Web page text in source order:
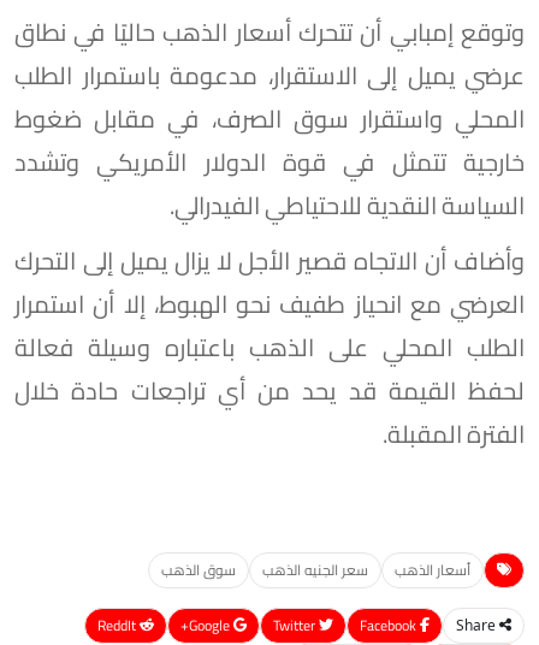
وتوقع إمبابي أن تتحرك أسعار الذهب حاليًا في نطاق
عرضي يميل إلى الاستقرار، مدعومة باستمرار الطلب
المحلي واستقرار سوق الصرف، في مقابل ضغوط
خارجية تتمثل في قوة الدولار الأمريكي وتشدد
السياسة النقدية للاحتياطي الفيدرالي.
وأضاف أن الاتجاه قصير الأجل لا يزال يميل إلى التحرك
العرضي مع انحياز طفيف نحو الهبوط، إلا أن استمرار
الطلب المحلي على الذهب باعتباره وسيلة فعالة
لحفظ القيمة قد يحد من أي تراجعات حادة خلال
الفترة المقبلة.
أسعار الذهب سعر الجنيه الذهب سوق الذهب
Share
Google+
ReddIt